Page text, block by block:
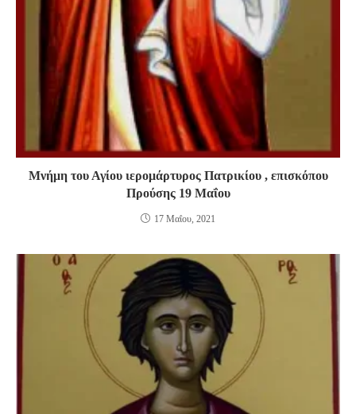
Μνήμη του Αγίου ιερομάρτυρος Πατρικίου , επισκόπου
Προύσης 19 Μαΐου
17 Μαΐου, 2021